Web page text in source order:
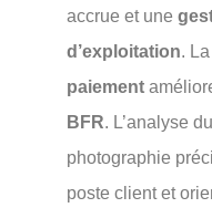
accrue et une
d’exploitation.
paiement
BFR. L’analyse du
photographie
poste client et